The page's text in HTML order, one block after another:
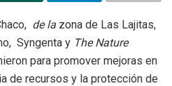
de la zona de Las Lajitas,
Syngenta y The Nature
para promover mejoras en
de recursos y la protección de